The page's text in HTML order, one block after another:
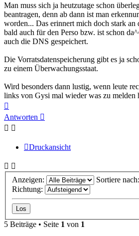
Man muss sich ja heutzutage schon
beantragen, denn ab dann ist man
worden... Das erinnert mich doch stark
bald auch für den Perso bzw. ist schon
auch die DNS gespeichert.
Die Vorratsdatenspeicherung gibt es ja
zu einem Überwachungsstaat.
Wird besonders dann lustig, wenn leute
links von Gysi mal wieder was zu melden
oben
Antworten
Druckansicht
Anzeigen:
Sortiere nach:
Richtung:
5 Beiträge • Seite 1 von 1